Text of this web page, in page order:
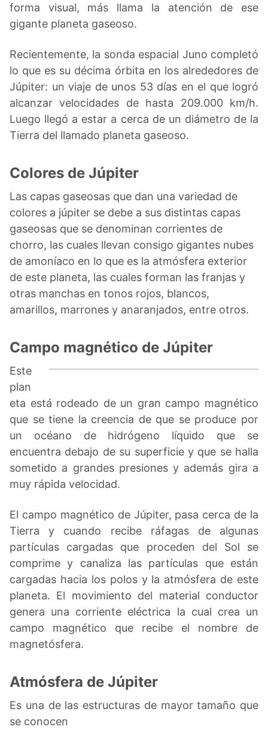
forma visual, más llama la atención de ese
gigante planeta gaseoso.
Recientemente, la sonda espacial Juno completó
lo que es su décima órbita en los alrededores de
Júpiter: un viaje de unos 53 días en el que logró
alcanzar velocidades de hasta 209.000 km/h.
Luego llegó a estar a cerca de un diámetro de la
Tierra del llamado planeta gaseoso.
Colores de Júpiter
Las capas gaseosas que dan una variedad de
colores a júpiter se debe a sus distintas capas
gaseosas que se denominan corrientes de
chorro, las cuales llevan consigo gigantes nubes
de amoníaco en lo que es la atmósfera exterior
de este planeta, las cuales forman las franjas y
otras manchas en tonos rojos, blancos,
amarillos, marrones y anaranjados, entre otros.
Campo magnético de Júpiter
Este
plan
eta está rodeado de un gran campo magnético
que se tiene la creencia de que se produce por
un océano de hidrógeno líquido que se
encuentra debajo de su superficie y que se halla
sometido a grandes presiones y además gira a
muy rápida velocidad.
El campo magnético de Júpiter, pasa cerca de la
Tierra y cuando recibe ráfagas de algunas
partículas cargadas que proceden del Sol se
comprime y canaliza las partículas que están
cargadas hacia los polos y la atmósfera de este
planeta. El movimiento del material conductor
genera una corriente eléctrica la cual crea un
campo magnético que recibe el nombre de
magnetósfera.
Atmósfera de Júpiter
Es una de las estructuras de mayor tamaño que
se conocen